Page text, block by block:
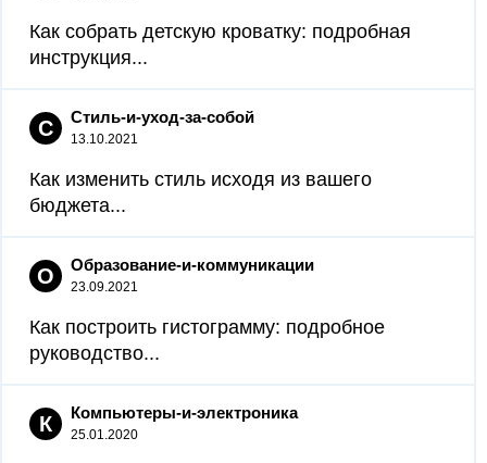
Как собрать детскую кроватку: подробная
инструкция...
С Стиль-и-уход-за-собой
13.10.2021
Как изменить стиль исходя из вашего
бюджета...
О Образование-и-коммуникации
23.09.2021
Как построить гистограмму: подробное
руководство...
К Компьютеры-и-электроника
25.01.2020